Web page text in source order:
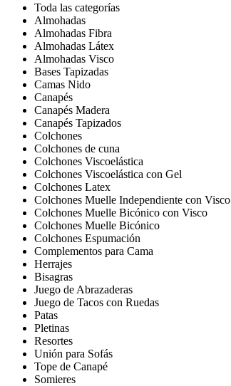
Toda las categorías
Almohadas
Almohadas Fibra
Almohadas Látex
Almohadas Visco
Bases Tapizadas
Camas Nido
Canapés
Canapés Madera
Canapés Tapizados
Colchones
Colchones de cuna
Colchones Viscoelástica
Colchones Viscoelástica con Gel
Colchones Latex
Colchones Muelle Independiente con Visco
Colchones Muelle Bicónico con Visco
Colchones Muelle Bicónico
Colchones Espumación
Complementos para Cama
Herrajes
Bisagras
Juego de Abrazaderas
Juego de Tacos con Ruedas
Patas
Pletinas
Resortes
Unión para Sofás
Tope de Canapé
Somieres